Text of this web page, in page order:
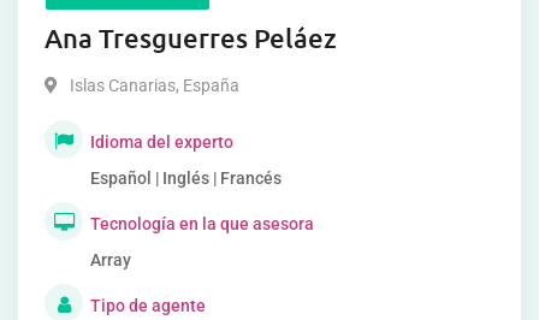
Ana Tresguerres Peláez
Islas Canarias, España
Idioma del experto
Español | Inglés | Francés
Tecnología en la que asesora
Array
Tipo de agente